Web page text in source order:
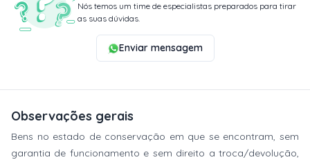
Nós temos um time de especialistas preparados para tirar
as suas dúvidas.
Enviar mensagem
Observações gerais
Bens no estado de conservação em que se encontram, sem
garantia de funcionamento e sem direito a troca/devolução,